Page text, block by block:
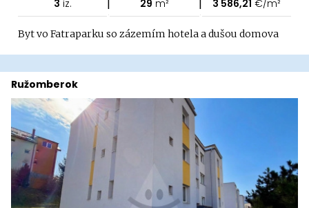
3 iz. 29 m² 3 586,21 €/m²
Byt vo Fatraparku so zázemím hotela a dušou domova
Ružomberok